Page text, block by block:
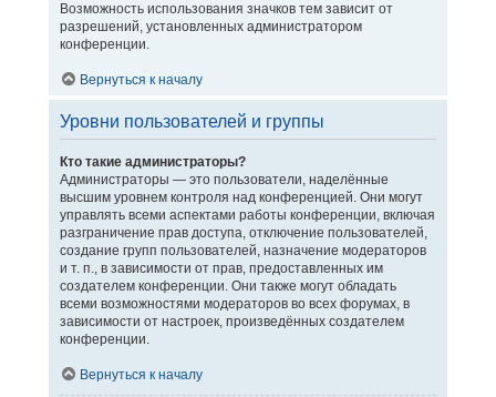
Возможность использования значков тем зависит от
разрешений, установленных администратором
конференции.
Вернуться к началу
Уровни пользователей и группы
Кто такие администраторы?
Администраторы — это пользователи, наделённые
высшим уровнем контроля над конференцией. Они могут
управлять всеми аспектами работы конференции, включая
разграничение прав доступа, отключение пользователей,
создание групп пользователей, назначение модераторов
и т. п., в зависимости от прав, предоставленных им
создателем конференции. Они также могут обладать
всеми возможностями модераторов во всех форумах, в
зависимости от настроек, произведённых создателем
конференции.
Вернуться к началу